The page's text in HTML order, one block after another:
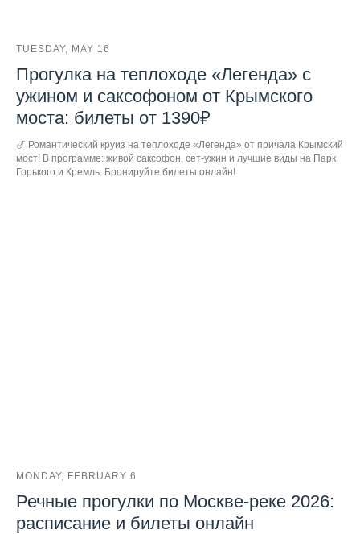
TUESDAY, MAY 16
Прогулка на теплоходе «Легенда» с
ужином и саксофоном от Крымского
моста: билеты от 1390₽
🎷 Романтический круиз на теплоходе «Легенда» от причала Крымский
мост! В программе: живой саксофон, сет-ужин и лучшие виды на Парк
Горького и Кремль. Бронируйте билеты онлайн!
MONDAY, FEBRUARY 6
Речные прогулки по Москве-реке 2026:
расписание и билеты онлайн